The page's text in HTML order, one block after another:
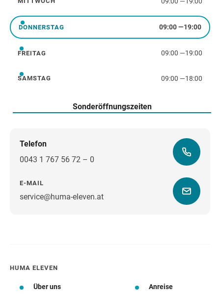
Mittwoch
Donnerstag
DONNERSTAG 09:00—19:00
Freitag
FREITAG 09:00 —19:00
Samstag
SAMSTAG 09:00 —18:00
Sonderöffnungszeiten
Telefon
0043 1 767 56 72 – 0
E-MAIL
service@huma-eleven.atWegbeschreibung
HUMA ELEVEN
Über uns Anreise